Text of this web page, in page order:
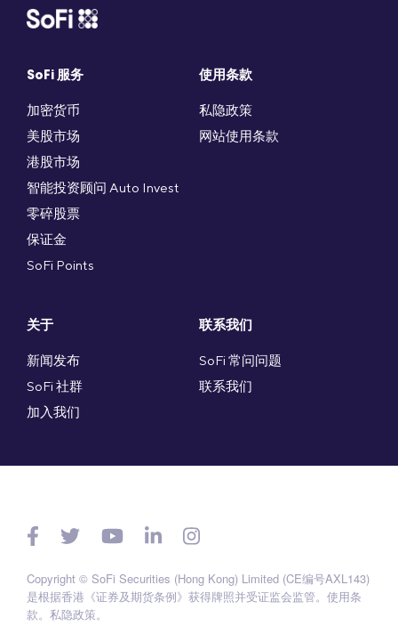
SoFi 服务
加密货币
美股市场
港股市场
智能投资顾问 Auto Invest
零碎股票
保证金
SoFi Points
使用条款
私隐政策
网站使用条款
关于
新闻发布
SoFi 社群
加入我们
联系我们
SoFi 常问问题
联系我们
Copyright © SoFi Securities (Hong Kong) Limited (CE编号AXL143)
是根据香港《证券及期货条例》获得牌照并受证监会监管。 使用条
款。 私隐政策。